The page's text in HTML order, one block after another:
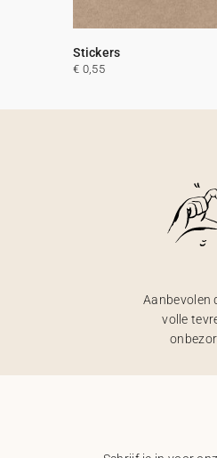
Stickers
€ 0,55
Aanbevolen
volle